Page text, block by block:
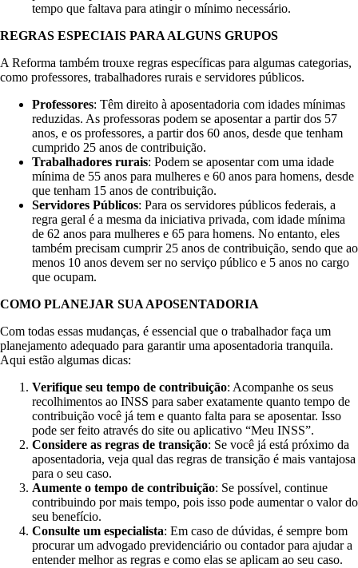
tempo que faltava para atingir o mínimo necessário.
REGRAS ESPECIAIS PARA ALGUNS GRUPOS
A Reforma também trouxe regras específicas para algumas categorias,
como professores, trabalhadores rurais e servidores públicos.
Professores: Têm direito à aposentadoria com idades mínimas
reduzidas. As professoras podem se aposentar a partir dos 57
anos, e os professores, a partir dos 60 anos, desde que tenham
cumprido 25 anos de contribuição.
Trabalhadores rurais: Podem se aposentar com uma idade
mínima de 55 anos para mulheres e 60 anos para homens, desde
que tenham 15 anos de contribuição.
Servidores Públicos: Para os servidores públicos federais, a
regra geral é a mesma da iniciativa privada, com idade mínima
de 62 anos para mulheres e 65 para homens. No entanto, eles
também precisam cumprir 25 anos de contribuição, sendo que ao
menos 10 anos devem ser no serviço público e 5 anos no cargo
que ocupam.
COMO PLANEJAR SUA APOSENTADORIA
Com todas essas mudanças, é essencial que o trabalhador faça um
planejamento adequado para garantir uma aposentadoria tranquila.
Aqui estão algumas dicas:
Verifique seu tempo de contribuição: Acompanhe os seus
recolhimentos ao INSS para saber exatamente quanto tempo de
contribuição você já tem e quanto falta para se aposentar. Isso
pode ser feito através do site ou aplicativo “Meu INSS”.
Considere as regras de transição: Se você já está próximo da
aposentadoria, veja qual das regras de transição é mais vantajosa
para o seu caso.
Aumente o tempo de contribuição: Se possível, continue
contribuindo por mais tempo, pois isso pode aumentar o valor do
seu benefício.
Consulte um especialista: Em caso de dúvidas, é sempre bom
procurar um advogado previdenciário ou contador para ajudar a
entender melhor as regras e como elas se aplicam ao seu caso.